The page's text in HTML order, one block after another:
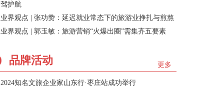
驾护航
业界观点 | 张功赞：延迟就业常态下的旅游业挣扎与煎熬
业界观点 | 郭玉敏：旅游营销“火爆出圈”需集齐五要素
更多
品牌活动
2024知名文旅企业家山东行·枣庄站成功举行